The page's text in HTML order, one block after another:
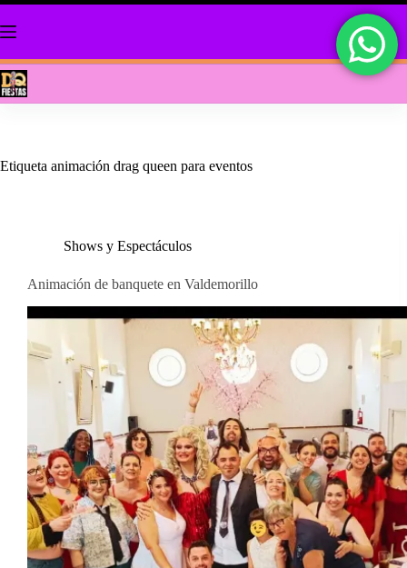
Saltar
al
contenido
Etiqueta animación drag queen para eventos
Shows y Espectáculos
Animación de banquete en Valdemorillo